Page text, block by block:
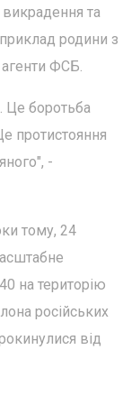
та
приклад родини з
ФСБ.
Це боротьба
протистояння
-
тому, 24
на територію
російських
від